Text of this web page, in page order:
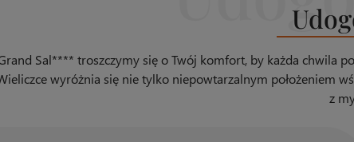
Sal**** troszczymy się o Twój komfort, by każda chwila
wyróżnia się nie tylko niepowtarzalnym położeniem
z